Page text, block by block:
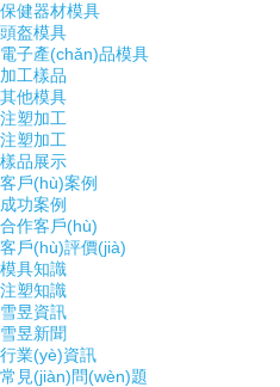
保健器材模具
頭盔模具
電子產(chǎn)品模具
加工樣品
其他模具
注塑加工
注塑加工
樣品展示
客戶(hù)案例
成功案例
合作客戶(hù)
客戶(hù)評價(jià)
模具知識
注塑知識
雪昱資訊
雪昱新聞
行業(yè)資訊
常見(jiàn)問(wèn)題